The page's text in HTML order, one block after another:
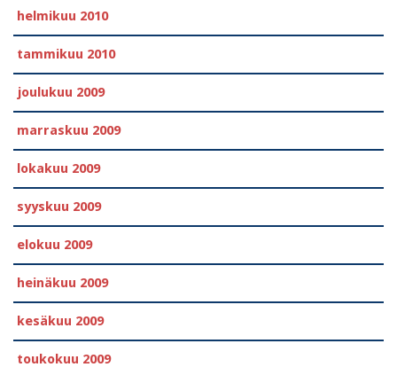
helmikuu 2010
tammikuu 2010
joulukuu 2009
marraskuu 2009
lokakuu 2009
syyskuu 2009
elokuu 2009
heinäkuu 2009
kesäkuu 2009
toukokuu 2009